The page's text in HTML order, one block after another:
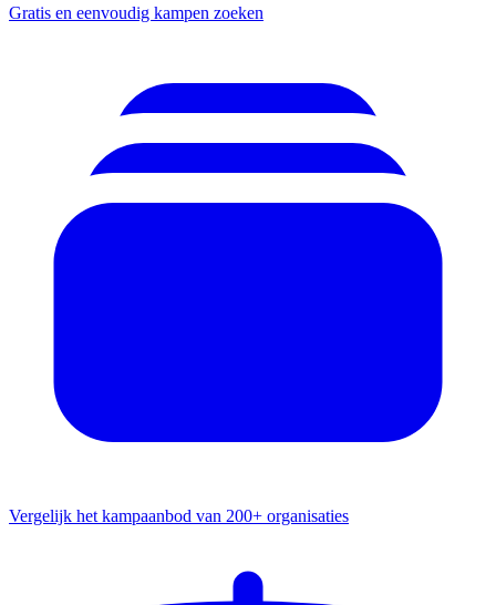
Gratis en eenvoudig kampen zoeken
Vergelijk het kampaanbod van 200+ organisaties